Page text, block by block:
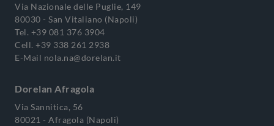
Via Nazionale delle Puglie, 149
80030 - San Vitaliano (Napoli)
Tel. +39 081 376 3904
Cell. +39 338 261 2938
E-Mail nola.na@dorelan.it
Dorelan Afragola
Via Sannitica, 56
80021 - Afragola (Napoli)